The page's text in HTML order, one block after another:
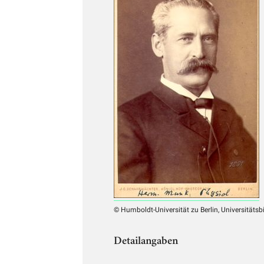
© Humboldt-Universität zu Berlin,
Detailangaben